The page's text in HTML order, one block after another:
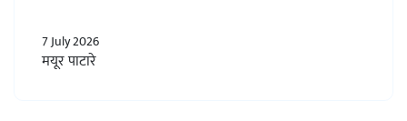
7 July 2026
मयूर पाटारे